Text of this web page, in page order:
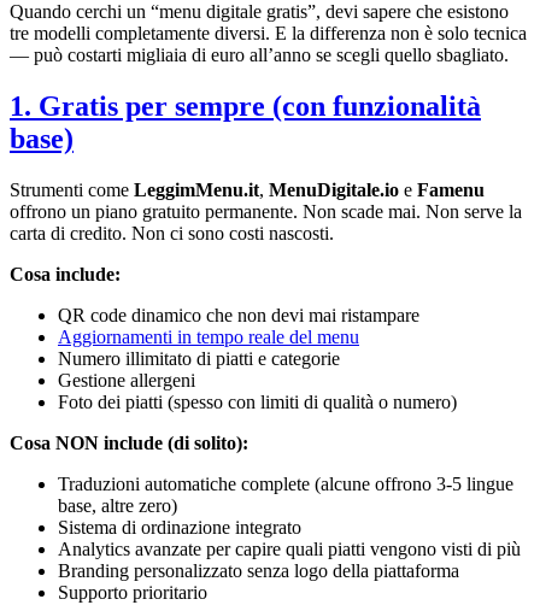
Quando cerchi un “menu digitale gratis”, devi sapere che esistono
tre modelli completamente diversi. E la differenza non è solo tecnica
— può costarti migliaia di euro all’anno se scegli quello sbagliato.
1. Gratis per sempre (con funzionalità
base)
Strumenti come LeggimMenu.it, MenuDigitale.io e Famenu
offrono un piano gratuito permanente. Non scade mai. Non serve la
carta di credito. Non ci sono costi nascosti.
Cosa include:
QR code dinamico che non devi mai ristampare
Aggiornamenti in tempo reale del menu
Numero illimitato di piatti e categorie
Gestione allergeni
Foto dei piatti (spesso con limiti di qualità o numero)
Cosa NON include (di solito):
Traduzioni automatiche complete (alcune offrono 3-5 lingue
base, altre zero)
Sistema di ordinazione integrato
Analytics avanzate per capire quali piatti vengono visti di più
Branding personalizzato senza logo della piattaforma
Supporto prioritario